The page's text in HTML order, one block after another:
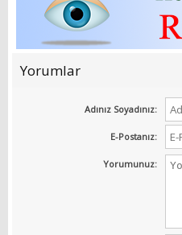
Yorumlar
Adınız Soyadınız:
E-Postanız:
Yorumunuz: